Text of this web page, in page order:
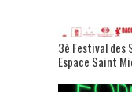
3è Festival des
Espace Saint